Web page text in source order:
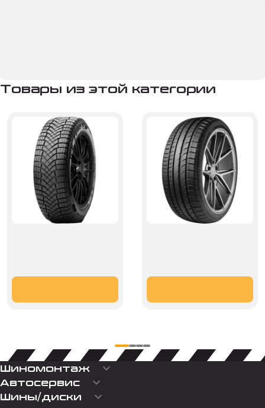
Товары из этой категории
Шиномонтаж keyboard_arrow_down
Автосервис keyboard_arrow_down
Шины/диски keyboard_arrow_down